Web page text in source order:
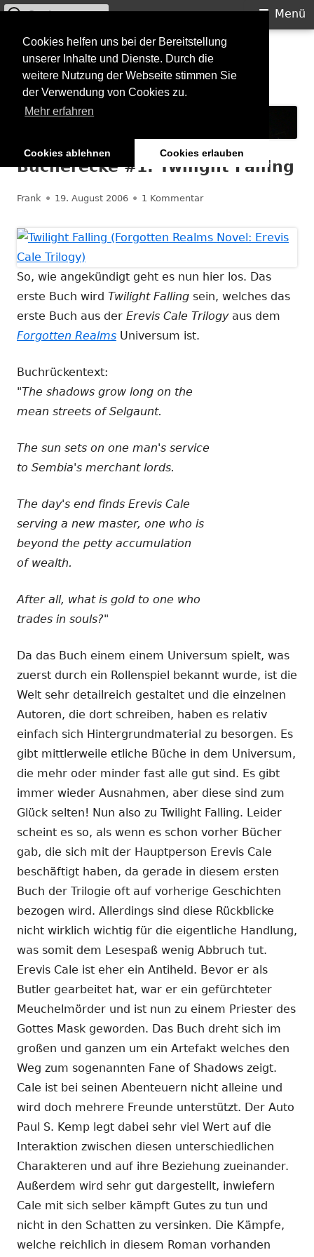
Cookies helfen uns bei der Bereitstellung
unserer Inhalte und Dienste. Durch die
weitere Nutzung der Webseite stimmen Sie
der Verwendung von Cookies zu.
Mehr erfahren
Cookies ablehnen Cookies erlauben
Springe
Inhalt
Starkilla
Konzertberichte und mehr
Primäres
Menü
Menü
Suchen
Bücherecke #1: Twilight Falling
Autor
Frank Veröffentlicht
19. August 2006 1 Kommentarzu Bücherecke #1:
So, wie angekündigt geht es nun hier los. Das
erste Buch wird Twilight Falling sein, welches das
erste Buch aus der Erevis Cale Trilogyaus dem
Forgotten Realms Universum ist.
Buchrückentext:
"The shadows grow long on the
mean streets of Selgaunt.
The sun sets on one man's service
to Sembia's merchant lords.
The day's end finds Erevis Cale
serving a new master, one who is
beyond the petty accumulation
of wealth.
After all, what is gold to one who
trades in souls?"
Da das Buch einem einem Universum spielt, was
zuerst durch ein Rollenspiel bekannt wurde, ist die
Welt sehr detailreich gestaltet und die einzelnen
Autoren, die dort schreiben, haben es relativ
einfach sich Hintergrundmaterial zu besorgen. Es
gibt mittlerweile etliche Büche in dem Universum,
die mehr oder minder fast alle gut sind. Es gibt
immer wieder Ausnahmen, aber diese sind zum
Glück selten! Nun also zu Twilight Falling. Leider
scheint es so, als wenn es schon vorher Bücher
gab, die sich mit der Hauptperson Erevis Cale
beschäftigt haben, da gerade in diesem ersten
Buch der Trilogie oft auf vorherige Geschichten
bezogen wird. Allerdings sind diese Rückblicke
nicht wirklich wichtig für die eigentliche Handlung,
was somit dem Lesespaß wenig Abbruch tut.
Erevis Cale ist eher ein Antiheld. Bevor er als
Butler gearbeitet hat, war er ein gefürchteter
Meuchelmörder und ist nun zu einem Priester des
Gottes Mask geworden. Das Buch dreht sich im
großen und ganzen um ein Artefakt welches den
Weg zum sogenannten Fane of Shadows zeigt.
Cale ist bei seinen Abenteuern nicht alleine und
wird doch mehrere Freunde unterstützt. Der Auto
Paul S. Kemp legt dabei sehr viel Wert auf die
Interaktion zwischen diesen unterschiedlichen
Charakteren und auf ihre Beziehung zueinander.
Außerdem wird sehr gut dargestellt, inwiefern
Cale mit sich selber kämpft Gutes zu tun und
nicht in den Schatten zu versinken. Die Kämpfe,
welche reichlich in diesem Roman vorhanden